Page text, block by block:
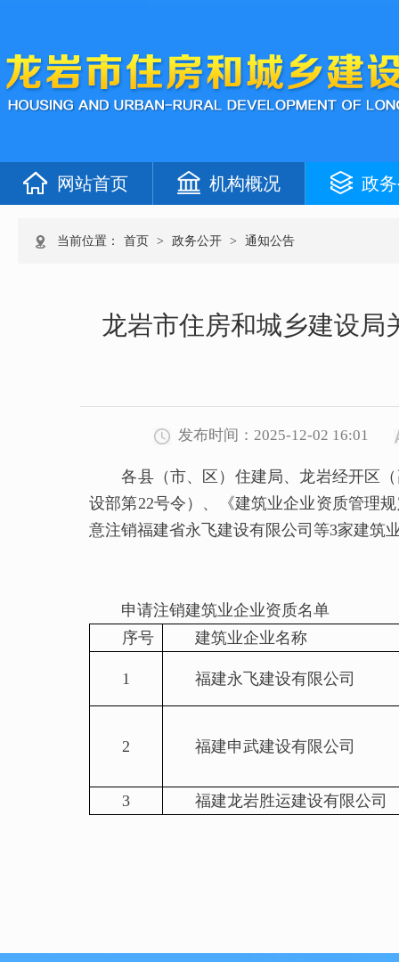
网站首页 机构概况 政
当前位置： 首页 > 政务公开 > 通知公告
龙岩市住房和城乡建设局
发布时间：2025-12-02 16:01
各县（市、区）住建局、龙岩经开区（
设部第22号令）、《建筑业企业资质管理
意注销福建省永飞建设有限公司等3家建筑
申请注销建筑业企业资质名单
序号
建筑业企业名称
1 福建永飞建设有限公司
2 福建申武建设有限公司
3 福建龙岩胜运建设有限公司